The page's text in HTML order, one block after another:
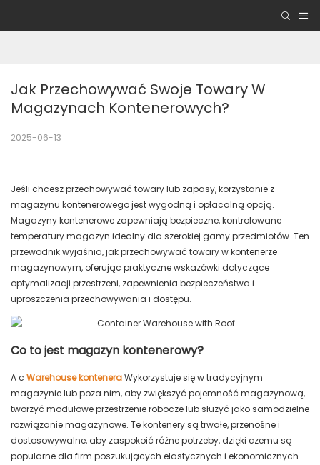
Jak Przechowywać Swoje Towary W
Magazynach Kontenerowych?
2025-06-13
Jeśli chcesz przechowywać towary lub zapasy, korzystanie z
magazynu kontenerowego jest wygodną i opłacalną opcją.
Magazyny kontenerowe zapewniają bezpieczne, kontrolowane
temperatury magazyn idealny dla szerokiej gamy przedmiotów. Ten
przewodnik wyjaśnia, jak przechowywać towary w kontenerze
magazynowym, oferując praktyczne wskazówki dotyczące
optymalizacji przestrzeni, zapewnienia bezpieczeństwa i
uproszczenia przechowywania i dostępu.
Co to jest magazyn kontenerowy?
A c Warehouse konteneraWykorzystuje się w tradycyjnym
magazynie lub poza nim, aby zwiększyć pojemność magazynową,
tworzyć modułowe przestrzenie robocze lub służyć jako samodzielne
rozwiązanie magazynowe. Te kontenery są trwałe, przenośne i
dostosowywalne, aby zaspokoić różne potrzeby, dzięki czemu są
popularne dla firm poszukujących elastycznych i ekonomicznych